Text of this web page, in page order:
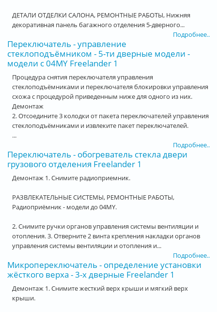
ДЕТАЛИ ОТДЕЛКИ САЛОНА, РЕМОНТНЫЕ РАБОТЫ, Нижняя
декоративная панель багажного отделения 5-дверного...
Подробнее..
Переключатель - управление
стеклоподъёмником - 5-ти дверные модели -
модели с 04MY Freelander 1
Процедура снятия переключателя управления
стеклоподъёмниками и переключателя блокировки управления
схожа с процедурой приведенным ниже для одного из них.
Демонтаж
2. Отсоедините 3 колодки от пакета переключателей управления
стеклоподъёмниками и извлеките пакет переключателей.
...
Подробнее..
Переключатель - обогреватель стекла двери
грузового отделения Freelander 1
Демонтаж 1. Снимите радиоприемник.
РАЗВЛЕКАТЕЛЬНЫЕ СИСТЕМЫ, РЕМОНТНЫЕ РАБОТЫ,
Радиоприёмник - модели до 04MY.
2. Снимите ручки органов управления системы вентиляции и
отопления. 3. Отверните 2 винта крепления накладки органов
управления системы вентиляции и отопления и...
Подробнее..
Микропереключатель - определение установки
жёсткого верха - 3-х дверные Freelander 1
Демонтаж 1. Снимите жесткий верх крыши и мягкий верх
крыши.